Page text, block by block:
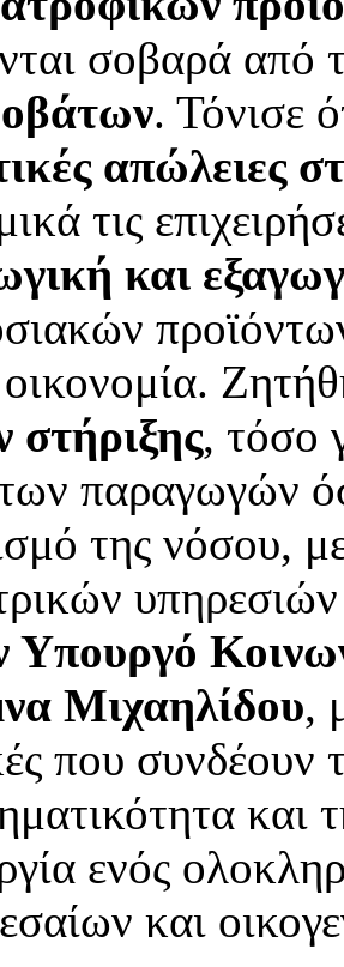
σοβαρά από
. Τόνισε
απώλειες
τις
και
οικονομία.
στήριξης, τόσο
παραγωγών
της νόσου,
Μιχαηλίδου,
που
ενός
και